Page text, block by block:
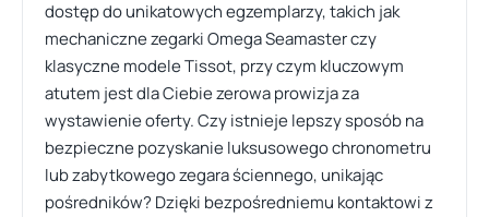
dostęp do unikatowych egzemplarzy, takich jak
mechaniczne zegarki Omega Seamaster czy
klasyczne modele Tissot, przy czym kluczowym
atutem jest dla Ciebie zerowa prowizja za
wystawienie oferty. Czy istnieje lepszy sposób na
bezpieczne pozyskanie luksusowego chronometru
lub zabytkowego zegara ściennego, unikając
pośredników? Dzięki bezpośredniemu kontaktowi z